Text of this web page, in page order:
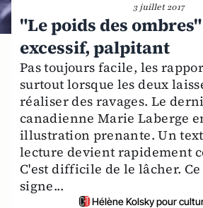
3 juillet 2017
"Le poids des
excessif, palpitant
Pas toujours facile, les
surtout lorsque les deux
réaliser des ravages. Le
canadienne Marie Laberge
illustration prenante. Un
lecture devient rapidement
C'est difficile de le lâcher.
signe...
Hélène Kolsky pour